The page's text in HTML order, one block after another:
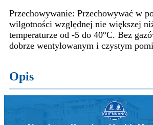
Przechowywanie: Przechowywać w
wilgotności względnej nie większej
temperaturze od -5 do 40°C. Bez
dobrze wentylowanym i czystym
Opis